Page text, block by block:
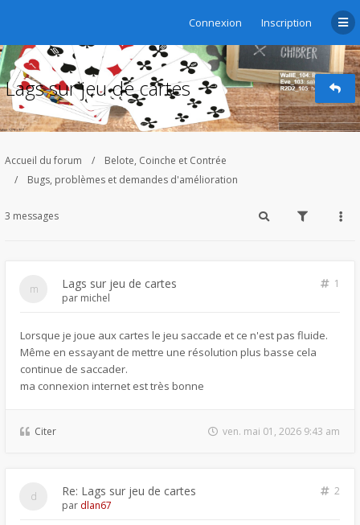
Connexion Inscription
Lags sur jeu de cartes
Accueil du forum
Belote, Coinche et Contrée
Bugs, problèmes et demandes d'amélioration
3 messages
Lags sur jeu de cartes
1
par michel
Lorsque je joue aux cartes le jeu saccade et ce n'est pas fluide.
Même en essayant de mettre une résolution plus basse cela
continue de saccader.
ma connexion internet est très bonne
Citer ven. mai 01, 2026 9:43 am
Re: Lags sur jeu de cartes
2
par dlan67